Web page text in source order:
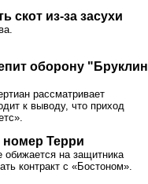
скот из-за засухи
оборону "Бруклин
рассматривает
к выводу, что приход
Терри
на защитника
контракт с «Бостоном».